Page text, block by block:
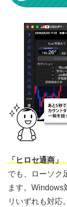
「ヒロセ通商」
でも、ローソク
ます。Windows
リいずれも対応。